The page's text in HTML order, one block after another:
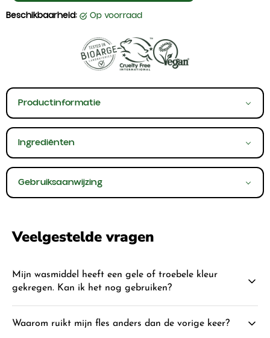
Beschikbaarheid: op voorraad
Productinformatie
Ingrediënten
Gebruiksaanwijzing
Veelgestelde vragen
Mijn wasmiddel heeft een gele of troebele kleur
gekregen. Kan ik het nog gebruiken?
conserveringsmiddelen in zitten, kan er na verloop van tijd een
Waarom ruikt mijn fles anders dan de vorige keer?